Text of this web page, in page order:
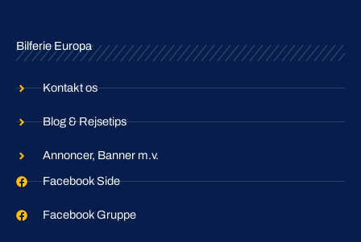
Bilferie Europa
Kontakt os
Blog & Rejsetips
Annoncer, Banner m.v.
Facebook Side
Facebook Gruppe